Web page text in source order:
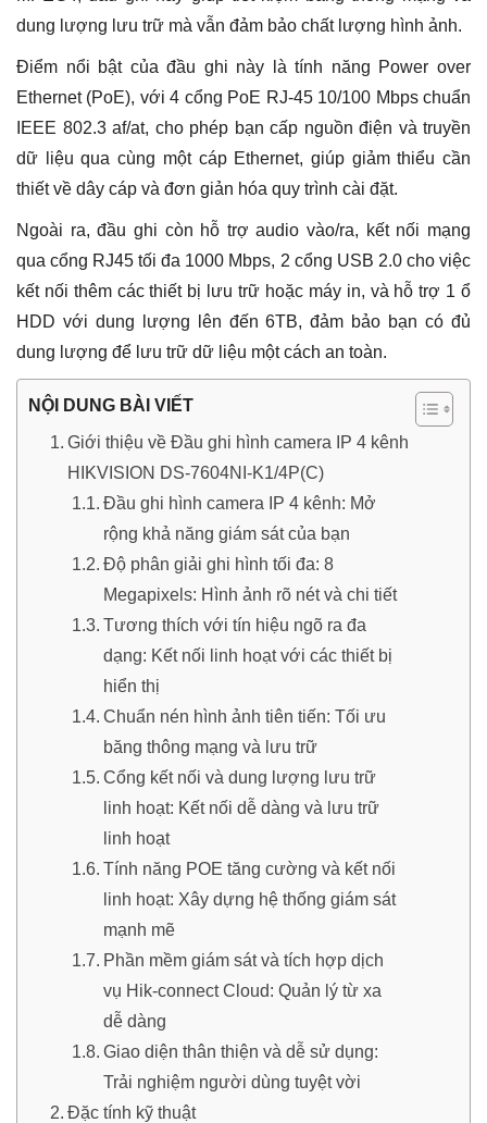
dung lượng lưu trữ mà vẫn đảm bảo chất lượng hình ảnh.
Điểm nổi bật của đầu ghi này là tính năng Power over
Ethernet (PoE), với 4 cổng PoE RJ-45 10/100 Mbps chuẩn
IEEE 802.3 af/at, cho phép bạn cấp nguồn điện và truyền
dữ liệu qua cùng một cáp Ethernet, giúp giảm thiểu cần
thiết về dây cáp và đơn giản hóa quy trình cài đặt.
Ngoài ra, đầu ghi còn hỗ trợ audio vào/ra, kết nối mạng
qua cổng RJ45 tối đa 1000 Mbps, 2 cổng USB 2.0 cho việc
kết nối thêm các thiết bị lưu trữ hoặc máy in, và hỗ trợ 1 ổ
HDD với dung lượng lên đến 6TB, đảm bảo bạn có đủ
dung lượng để lưu trữ dữ liệu một cách an toàn.
NỘI DUNG BÀI VIẾT
Giới thiệu về Đầu ghi hình camera IP 4 kênh
HIKVISION DS-7604NI-K1/4P(C)
Đầu ghi hình camera IP 4 kênh: Mở
rộng khả năng giám sát của bạn
Độ phân giải ghi hình tối đa: 8
Megapixels: Hình ảnh rõ nét và chi tiết
Tương thích với tín hiệu ngõ ra đa
dạng: Kết nối linh hoạt với các thiết bị
hiển thị
Chuẩn nén hình ảnh tiên tiến: Tối ưu
băng thông mạng và lưu trữ
Cổng kết nối và dung lượng lưu trữ
linh hoạt: Kết nối dễ dàng và lưu trữ
linh hoạt
Tính năng POE tăng cường và kết nối
linh hoạt: Xây dựng hệ thống giám sát
mạnh mẽ
Phần mềm giám sát và tích hợp dịch
vụ Hik-connect Cloud: Quản lý từ xa
dễ dàng
Giao diện thân thiện và dễ sử dụng:
Trải nghiệm người dùng tuyệt vời
Đặc tính kỹ thuật